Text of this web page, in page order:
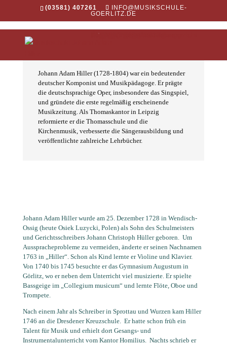
(03581) 407261
INFO@MUSIKSCHULE-
GOERLITZ.DE
Aktuell
Veranstaltungen
Galerie
Über uns
Leitbild
Vorstand/ Trägerverein
Freundeskreis
Johann Adam Hiller
Historie
Kontakt
Lehrbereiche
Instrumental- und Vokalunterricht
Blechblasinstrumente
Holzblasinstrumente
Tasteninstrumente
Streichinstrumente
Zupfinstrumente
Schlagzeug & Percussion
Gesang und Stimmbildung
Ensembles
Fidelini
Mixtura-Orchester
Jugendsinfonieorchester
Nachwuchsblasorchester
Jugendblasorchester
Big Band
Vokalensemble
Cactus Club
Die Liederlichen
Kinderchor
Kooperationen
JeKI
Bläserklassen
Klassenmusizieren
Elementarunterricht
Musikgarten
Musikalische Früherziehung
Instrumentenkarussell
Pädagogenteam
Service
FAQ – oft gestellte Fragen
Entgeltordnung/ AGB
Formulare
Downloads
Verwaltungsteam
Gutscheine
Intern
Kontakt
Johann Adam Hiller (1728-1804) war ein bedeutender
deutscher Komponist und Musikpädagoge. Er prägte
die deutschsprachige Oper, insbesondere das Singspiel,
und gründete die erste regelmäßig erscheinende
Musikzeitung. Als Thomaskantor in Leipzig
reformierte er die Thomasschule und die
Kirchenmusik, verbesserte die Sängerausbildung und
veröffentlichte zahlreiche Lehrbücher.
Johann Adam Hiller wurde am 25. Dezember 1728 in Wendisch-
Ossig (heute Osiek Luzycki, Polen) als Sohn des Schulmeisters
und Gerichtsschreibers Johann Christoph Hüller geboren.
Um
Ausspracheprobleme zu vermeiden, änderte er seinen Nachnamen
1763 in „Hiller“. Schon als Kind lernte er Violine und Klavier.
Von 1740 bis 1745 besuchte er das Gymnasium Augustum in
Görlitz, wo er neben dem Unterricht viel musizierte. Er spielte
Bassgeige im „Collegium musicum“ und lernte Flöte, Oboe und
Trompete.
Nach einem Jahr als Schreiber in Sprottau und Wurzen kam Hiller
1746 an die Dresdener Kreuzschule. Er hatte schon früh ein
Talent für Musik und erhielt dort Gesangs- und
Instrumentalunterricht vom Kantor Homilius. Nachts schrieb er